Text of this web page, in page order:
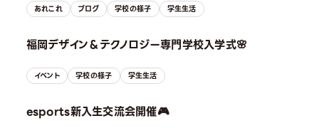
あれこれ ブログ 学校の様子 学生生活
福岡デザイン＆テクノロジー専門学校入学式🌸
イベント 学校の様子 学生生活
esports新入生交流会開催🎮